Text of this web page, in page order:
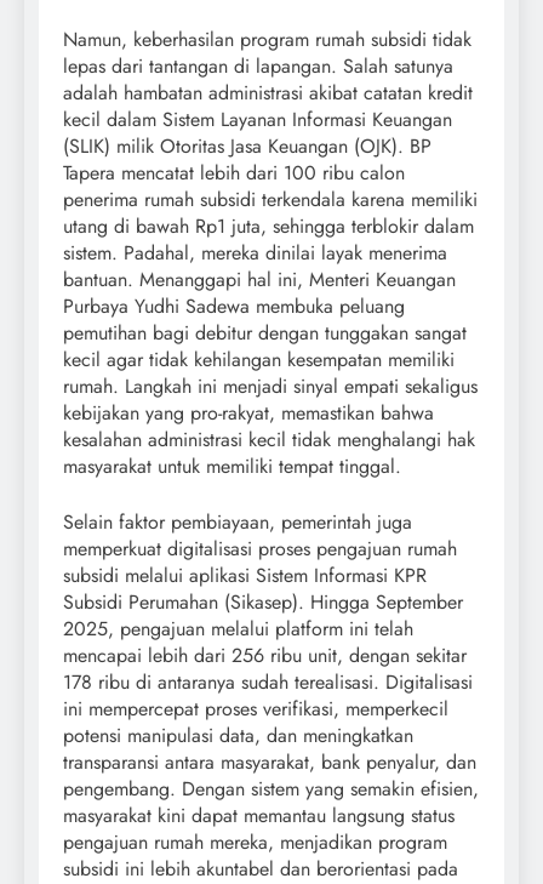
Namun, keberhasilan program rumah subsidi tidak
lepas dari tantangan di lapangan. Salah satunya
adalah hambatan administrasi akibat catatan kredit
kecil dalam Sistem Layanan Informasi Keuangan
(SLIK) milik Otoritas Jasa Keuangan (OJK). BP
Tapera mencatat lebih dari 100 ribu calon
penerima rumah subsidi terkendala karena memiliki
utang di bawah Rp1 juta, sehingga terblokir dalam
sistem. Padahal, mereka dinilai layak menerima
bantuan. Menanggapi hal ini, Menteri Keuangan
Purbaya Yudhi Sadewa membuka peluang
pemutihan bagi debitur dengan tunggakan sangat
kecil agar tidak kehilangan kesempatan memiliki
rumah. Langkah ini menjadi sinyal empati sekaligus
kebijakan yang pro-rakyat, memastikan bahwa
kesalahan administrasi kecil tidak menghalangi hak
masyarakat untuk memiliki tempat tinggal.
Selain faktor pembiayaan, pemerintah juga
memperkuat digitalisasi proses pengajuan rumah
subsidi melalui aplikasi Sistem Informasi KPR
Subsidi Perumahan (Sikasep). Hingga September
2025, pengajuan melalui platform ini telah
mencapai lebih dari 256 ribu unit, dengan sekitar
178 ribu di antaranya sudah terealisasi. Digitalisasi
ini mempercepat proses verifikasi, memperkecil
potensi manipulasi data, dan meningkatkan
transparansi antara masyarakat, bank penyalur, dan
pengembang. Dengan sistem yang semakin efisien,
masyarakat kini dapat memantau langsung status
pengajuan rumah mereka, menjadikan program
subsidi ini lebih akuntabel dan berorientasi pada